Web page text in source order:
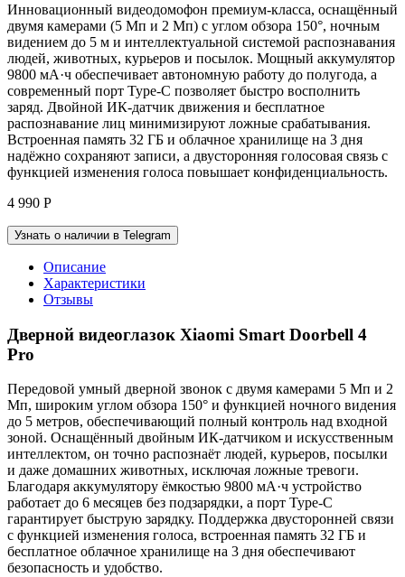
Инновационный видеодомофон премиум-класса, оснащённый
двумя камерами (5 Мп и 2 Мп) с углом обзора 150°, ночным
видением до 5 м и интеллектуальной системой распознавания
людей, животных, курьеров и посылок. Мощный аккумулятор
9800 мА·ч обеспечивает автономную работу до полугода, а
современный порт Type-C позволяет быстро восполнить
заряд. Двойной ИК-датчик движения и бесплатное
распознавание лиц минимизируют ложные срабатывания.
Встроенная память 32 ГБ и облачное хранилище на 3 дня
надёжно сохраняют записи, а двусторонняя голосовая связь с
функцией изменения голоса повышает конфиденциальность.
4 990 Р
Узнать о наличии в Telegram
Описание
Характеристики
Отзывы
Дверной видеоглазок Xiaomi Smart Doorbell 4
Pro
Передовой умный дверной звонок с двумя камерами 5 Мп и 2
Мп, широким углом обзора 150° и функцией ночного видения
до 5 метров, обеспечивающий полный контроль над входной
зоной. Оснащённый двойным ИК-датчиком и искусственным
интеллектом, он точно распознаёт людей, курьеров, посылки
и даже домашних животных, исключая ложные тревоги.
Благодаря аккумулятору ёмкостью 9800 мА·ч устройство
работает до 6 месяцев без подзарядки, а порт Type-C
гарантирует быструю зарядку. Поддержка двусторонней связи
с функцией изменения голоса, встроенная память 32 ГБ и
бесплатное облачное хранилище на 3 дня обеспечивают
безопасность и удобство.